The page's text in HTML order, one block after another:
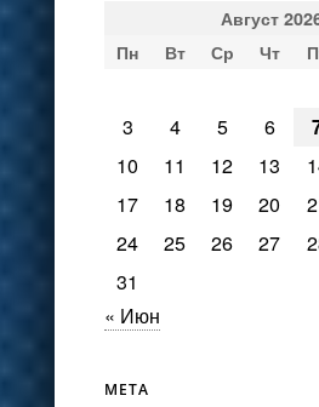
Август
Пн
Вт Ср Чт
3
4 5 6
10
11 12 13
17
18 19 20
24
25 26 27
31
« Июн
МЕТА